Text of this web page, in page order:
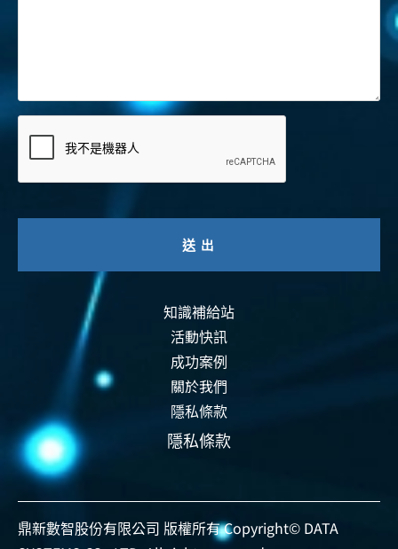
知識補給站
活動快訊
成功案例
關於我們
隱私條款
隱私條款
鼎新數智股份有限公司 版權所有 Copyright© DATA
資安認證 智能運維
事前預防 事中偵測 事後復原